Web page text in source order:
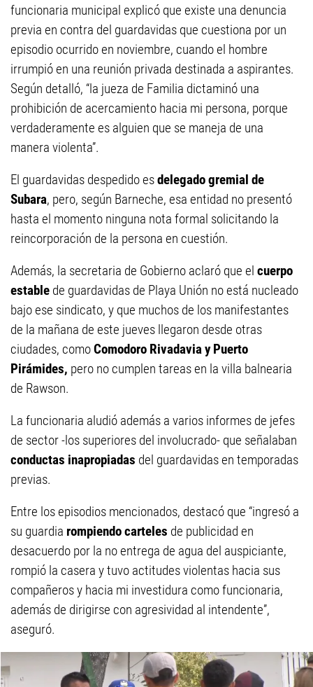
funcionaria municipal explicó que existe una denuncia
previa en contra del guardavidas que cuestiona por un
episodio ocurrido en noviembre, cuando el hombre
irrumpió en una reunión privada destinada a aspirantes.
Según detalló, “la jueza de Familia dictaminó una
prohibición de acercamiento hacia mi persona, porque
verdaderamente es alguien que se maneja de una
manera violenta”.
El guardavidas despedido esdelegado gremial de
Subara, pero, según Barneche, esa entidad no presentó
hasta el momento ninguna nota formal solicitando la
reincorporación de la persona en cuestión.
Además, la secretaria de Gobierno aclaró que el cuerpo
estable de guardavidas de Playa Unión no está nucleado
bajo ese sindicato, y que muchos de los manifestantes
de la mañana de este jueves llegaron desde otras
ciudades, comoComodoro Rivadavia y Puerto
Pirámides, pero no cumplen tareas en la villa balnearia
de Rawson.
La funcionaria aludió además a varios informes de jefes
de sector -los superiores del involucrado- que señalaban
conductas inapropiadas del guardavidas en temporadas
previas.
Entre los episodios mencionados, destacó que “ingresó a
su guardia rompiendo carteles de publicidad en
desacuerdo por la no entrega de agua del auspiciante,
rompió la casera y tuvo actitudes violentas hacia sus
compañeros y hacia mi investidura como funcionaria,
además de dirigirse con agresividad al intendente”,
aseguró.